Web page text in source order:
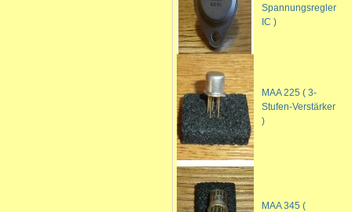
Spannungsregler
IC )
MAA 225 ( 3-
Stufen-Verstärker
)
MAA 345 (